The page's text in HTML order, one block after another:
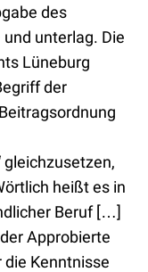
des
unterlag. Die
Lüneburg
der
gleichzusetzen,
heißt es in
Beruf […]
Approbierte
Kenntnisse